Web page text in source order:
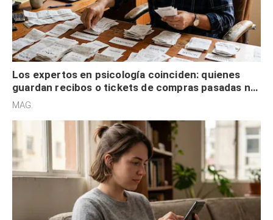
Los expertos en psicología coinciden: quienes
guardan recibos o tickets de compras pasadas no
son acumuladores, sino que tienen necesidad de
MAG.